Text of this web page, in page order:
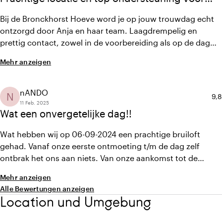
Bij de Bronckhorst Hoeve word je op jouw trouwdag echt
ontzorgd door Anja en haar team. Laagdrempelig en
prettig contact, zowel in de voorbereiding als op de dag
onze trouwdag, dus konden we buiten in de boomgaard
heel veel rust dat er een plan B voor slecht weer
Mehr anzeigen
Wat een onvergetelijke dag!!
N nANDO
11 Feb. 2025
9,8
Wat hebben wij op 06-09-2024 een prachtige bruiloft
gehad. Vanaf onze eerste ontmoeting t/m de dag zelf
ontbrak het ons aan niets. Van onze aankomst tot de
het feest. Alles werd door jullie tot in de puntjes geregeld
en werd het voor ons een onvergetelijke dag. Iedereen van
jullie team heeft ons de hele dag met een stralende
Mehr anzeigen
Alle Bewertungen anzeigen
Location und Umgebung